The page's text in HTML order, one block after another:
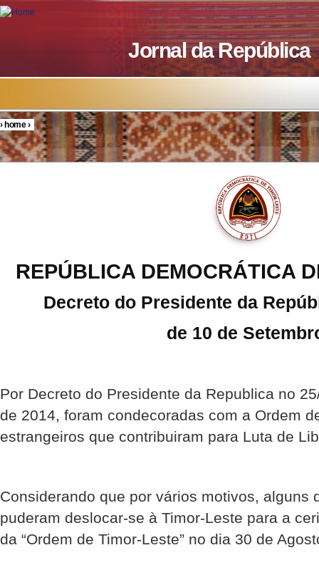
Skip to main content
Jornal da República
You are here
›home›
REPÚBLICA DEMOCRÁTICA
Decreto do Presidente da
de 10 de
Por Decreto do Presidente da Republica no
de 2014, foram condecoradas com a Ordem
estrangeiros que contribuiram para Luta de
Considerando que por vários motivos, alguns
puderam deslocar-se à Timor-Leste para a
da “Ordem de Timor-Leste” no dia 30 de